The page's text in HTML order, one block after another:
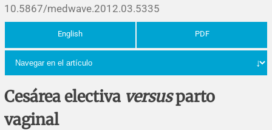
Editoriales
Comentarios
Cartas a los editores
Errata y notas de reserva
Estudios originales
Estudios cualitativos
Revisiones sistemáticas
Análisis
Revisiones clínicas
Comunicaciones breves
10.5867/medwave.2012.03.5335
English PDF
Cesárea electiva versusparto
vaginal